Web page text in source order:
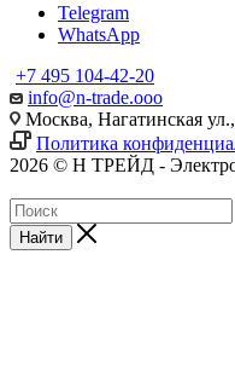
Telegram
WhatsApp
+7 495 104-42-20
info@n-trade.ooo
Москва, Нагатинская
Политика
2026 © Н ТРЕЙД -
Найти